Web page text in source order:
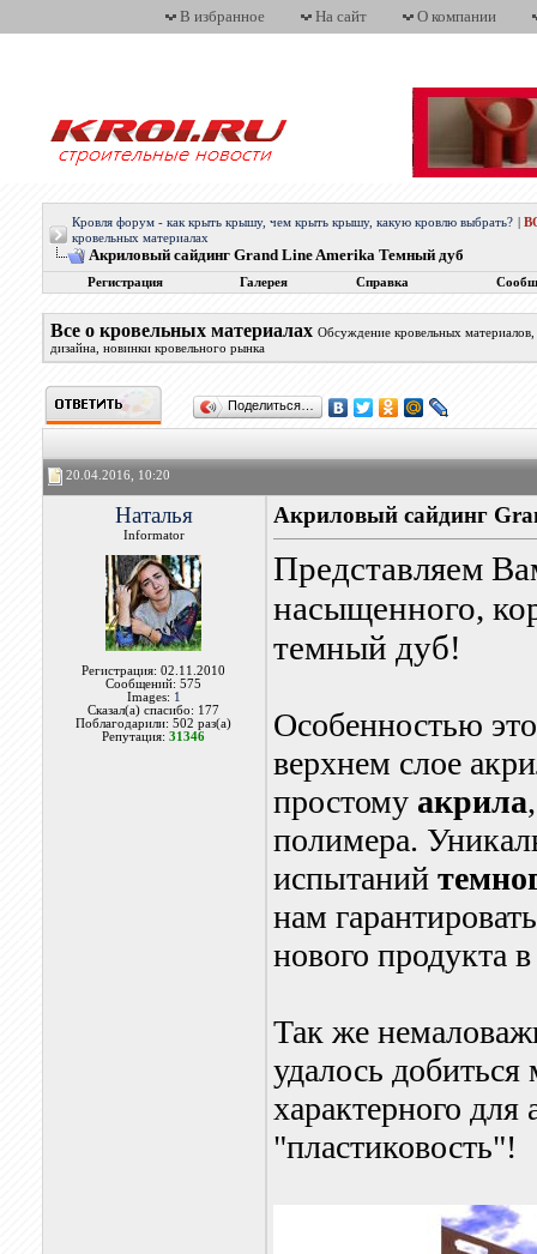
В избранное На сайт О компании
Кровля форум - как крыть крышу, чем крыть крышу, какую кровлю выбрать?
кровельных материалах
Акриловый сайдинг Grand Line Amerika Темный дуб
Регистрация Галерея Справка
Все о кровельных материалах Обсуждение кровельных
дизайна, новинки кровельного рынка
Поделиться…
20.04.2016, 10:20
Наталья
Informator
Регистрация: 02.11.2010
Сообщений: 575
Images: 1
Сказал(а) спасибо: 177
Поблагодарили: 502 раз(а)
Репутация:31346
Акриловый сайдинг
Представляем
насыщенного,
темный дуб!
Особенностью
верхнем слое
простому акрила
полимера.
испытаний
нам
нового продукта
Так же
удалось
характерного
"пластиковость"!